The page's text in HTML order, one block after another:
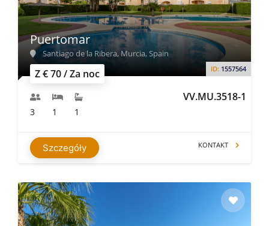
Z € 70 / Za noc ID: 1557564
VV.MU.3518-1
Puertomar
Santiago de la Ribera, Murcia, Spain
3 1 1
Szczegóły KONTAKT